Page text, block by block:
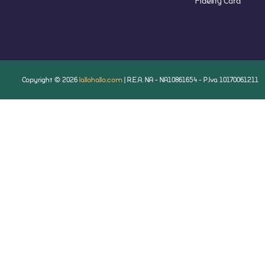
Copyright © 2026 lallohallo.com | R.E.A. NA - NA10861654 - P.Iva 10170061211